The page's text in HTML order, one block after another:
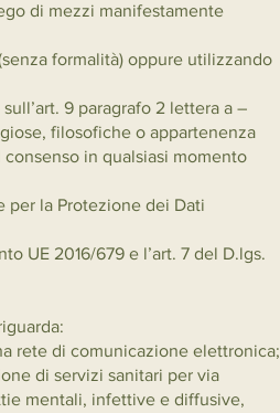
di mezzi manifestamente
formalità) oppure utilizzando
9 paragrafo 2 lettera a –
filosofiche o appartenenza
in qualsiasi momento
per la Protezione dei Dati
UE 2016/679 e l’art. 7 del D.lgs.
rete di comunicazione elettronica;
di servizi sanitari per via
mentali, infettive e diffusive,